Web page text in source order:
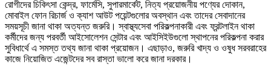
রোগীদের চিকিৎসা কেন্দ্র, ফার্মেসি, সুপারমার্কেট, নিত্য প্রয়োজনীয় পণ্যের দোকান,
মোবাইল ফোন রিচার্জ ও ক্যাশ আউট পয়েন্টগুলোর অবস্থান এবং তাদের সেবাদানের
সময়সূচী জানা থাকা অত্যন্ত জরুরি। স্বাস্থ্যসেবা পরিকল্পনাকারী এবং ফ্রন্টলাইন থাকা
কর্মীদের জন্য পরবর্তী আইসোলেশন সেন্টার এবং আইসিইউগুলো স্থাপনের পরিকল্পনা করার
সুবিধার্থে এ সমস্ত তথ্য জানা থাকা প্রয়োজন। এছাড়াও, জরুরি খাদ্য ও ওষুধ সরবরাহের
কাজে নিয়োজিত এজেন্টদের সব রাস্তা ভালো করে জানা দরকার।